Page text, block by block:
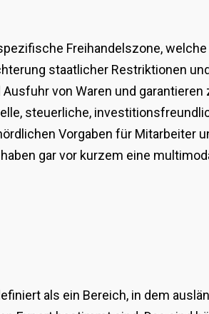
Freihandelszone,
staatlicher Restriktionen
von Waren und
steuerliche,
Vorgaben für Mitarbeiter
gar vor kurzem eine
als ein Bereich, in dem